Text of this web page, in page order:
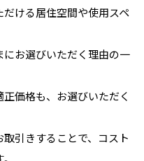
ける居住空間や使用スペ
お選びいただく理由の一
価格も、お選びいただく
引きすることで、コスト